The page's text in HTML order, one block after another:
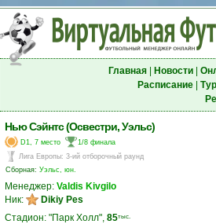
Главная| Новости|
Расписание|
Нью Сэйнтс (Освестри, Уэльс)
D1, 7 место
1/8 финала
Лига Европы: 3-ий отборочный раунд
Сборная: Уэльс, юн.
Менеджер: Valdis Kivgilo
Ник:
Dikiy Pes
Стадион: "Парк Холл", 85тыс.